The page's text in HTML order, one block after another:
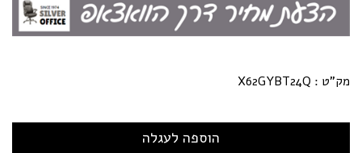
מק"ט : X62GYBT24Q